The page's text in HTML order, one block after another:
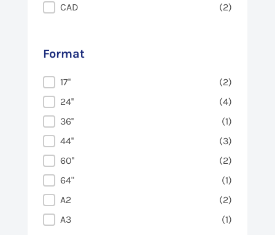
CAD
(2)
Format
Format
17''
(2)
24''
(4)
36''
(1)
44''
(3)
60''
(2)
64"
(1)
A2
(2)
A3
(1)